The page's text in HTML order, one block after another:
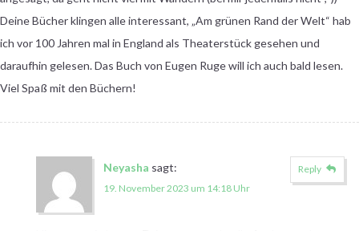
Deine Bücher klingen alle interessant, „Am grünen Rand der Welt“ hab
ich vor 100 Jahren mal in England als Theaterstück gesehen und
daraufhin gelesen. Das Buch von Eugen Ruge will ich auch bald lesen.
Viel Spaß mit den Büchern!
Neyasha sagt:
19. November 2023 um 14:18 Uhr
Reply